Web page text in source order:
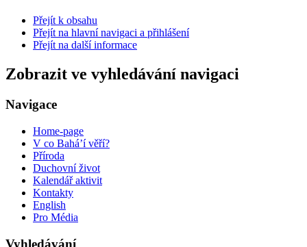
Přejít k obsahu
Přejít na hlavní navigaci a přihlášení
Přejít na další informace
Zobrazit ve vyhledávání navigaci
Navigace
Home-page
V co Bahá’í věří?
Příroda
Duchovní život
Kalendář aktivit
Kontakty
English
Pro Média
Vyhledávání